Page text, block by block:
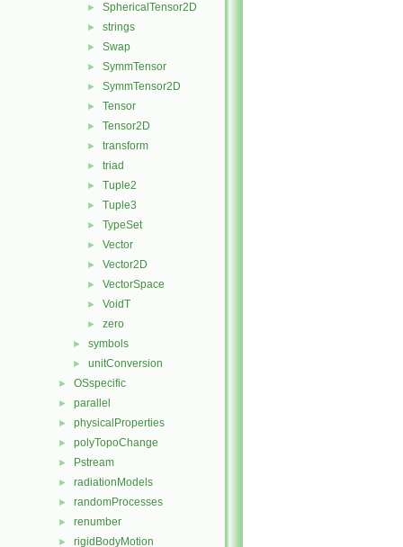
► SphericalTensor2D
► strings
► Swap
► SymmTensor
► SymmTensor2D
► Tensor
► Tensor2D
► transform
► triad
► Tuple2
► Tuple3
► TypeSet
► Vector
► Vector2D
► VectorSpace
► VoidT
► zero
► symbols
► unitConversion
► OSspecific
► parallel
► physicalProperties
► polyTopoChange
► Pstream
► radiationModels
► randomProcesses
► renumber
► rigidBodyMotion